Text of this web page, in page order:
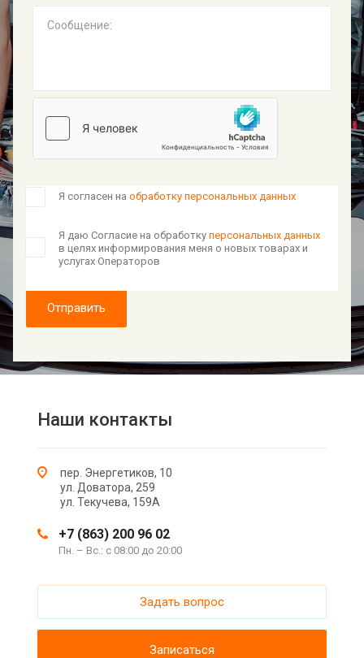
Сообщение:
Я согласен на обработку персональных данных
Я даю Согласие на обработку персональных данных
в целях информирования меня о новых товарах и
услугах Операторов
Отправить
Наши контакты
пер. Энергетиков, 10
ул. Доватора, 259
ул. Текучева, 159А
+7 (863) 200 96 02
Пн. – Вс.: с 08:00 до 20:00
Задать вопрос
Записаться